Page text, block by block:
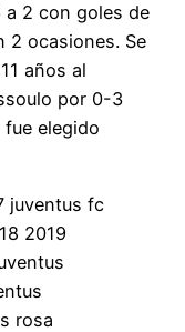
a 2 con goles de
2 ocasiones. Se
años al
por 0-3
elegido